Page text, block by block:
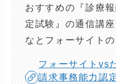
おすすめの『診療
定試験』の通信講
なとフォーサイトの
フォーサイトvs
請求事務能力認